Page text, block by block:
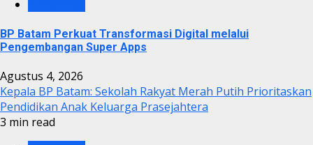
BP Batam Perkuat Transformasi Digital melalui
Pengembangan Super Apps
Agustus 4, 2026
Kepala BP Batam: Sekolah Rakyat Merah Putih Prioritaskan
Pendidikan Anak Keluarga Prasejahtera
3 min read